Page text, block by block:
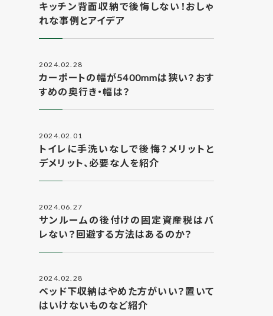
キッチン背面収納で後悔しない！おしゃ
れな事例とアイデア
2024.02.28
カーポートの幅が5400mmは狭い？おす
すめの奥行き・幅は？
2024.02.01
トイレに手洗いなしで後悔？メリットと
デメリット、必要な人を紹介
2024.06.27
サンルームの後付けの固定資産税はバ
レない？回避する方法はあるのか？
2024.02.28
ベッド下収納はやめた方がいい？置いて
はいけないものなど紹介